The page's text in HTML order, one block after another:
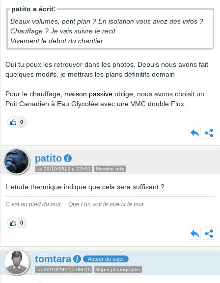
patito a écrit:
Beaux volumes, petit plan ? En isolation vous avez des infos ?
Chauffage ? Je vais suivre le recit
Vivement le debut du chantier
Oui tu peux les retrouver dans les photos. Depuis nous avons fait
quelques modifs. je mettrais les plans définitifs demain
Pour le chauffage, maison passive oblige, nous avons choisit un
Puit Canadien à Eau Glycolée avec une VMC double Flux.
0
patito
Le 29/10/2012 à 22h51 Membre utile
L etude thermique indique que cela sera suffisant ?
C est au pied du mur ... Que l on voit le mieux le mur
0
tomtara Auteur du sujet
Le 30/10/2012 à 08h10 Super photographe